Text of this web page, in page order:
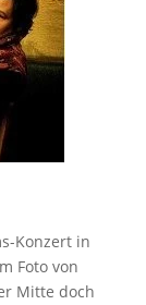
Konzert in
Foto von
Mitte doch